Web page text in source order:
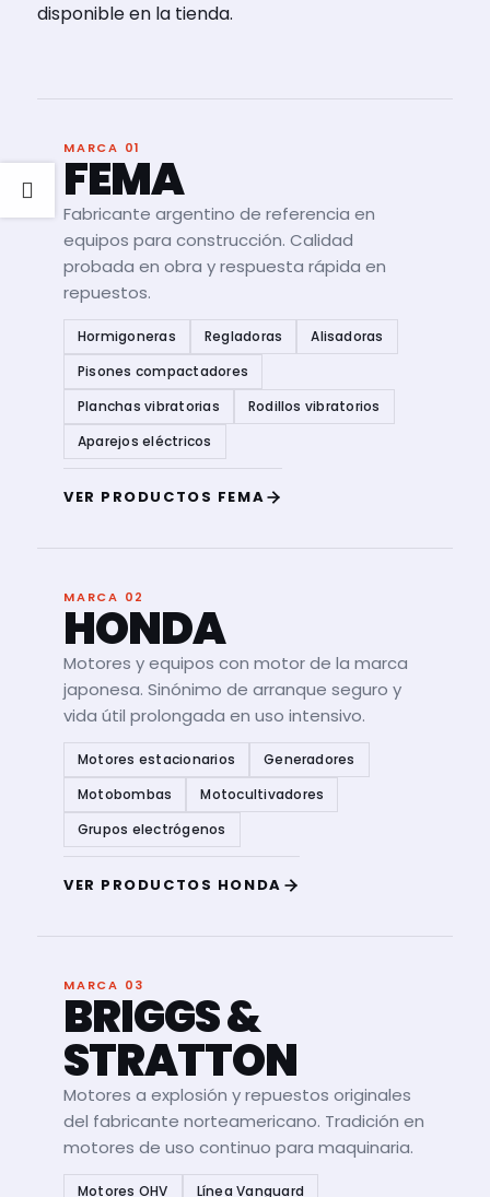
disponible en la tienda.
MARCA 01
FEMA
Fabricante argentino de referencia en
equipos para construcción. Calidad
probada en obra y respuesta rápida en
repuestos.
Hormigoneras Regladoras
Alisadoras
Pisones compactadores
Planchas vibratorias
Rodillos vibratorios
Aparejos eléctricos
VER PRODUCTOS FEMA
MARCA 02
HONDA
Motores y equipos con motor de la marca
japonesa. Sinónimo de arranque seguro y
vida útil prolongada en uso intensivo.
Motores estacionarios
Generadores
Motobombas
Motocultivadores
Grupos electrógenos
VER PRODUCTOS HONDA
MARCA 03
BRIGGS &
STRATTON
Motores a explosión y repuestos originales
del fabricante norteamericano. Tradición en
motores de uso continuo para maquinaria.
Motores OHV Línea Vanguard